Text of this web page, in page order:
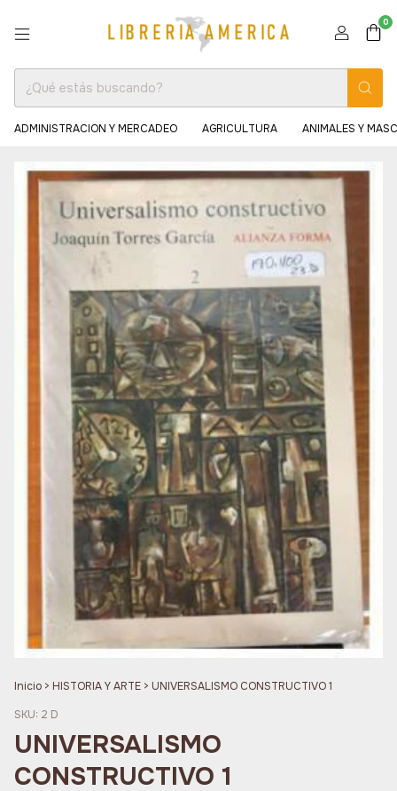
0
ADMINISTRACION Y MERCADEO AGRICULTURA ANIMALES Y
Inicio > HISTORIA Y ARTE > UNIVERSALISMO CONSTRUCTIVO 1
SKU: 2 D
UNIVERSALISMO
CONSTRUCTIVO 1